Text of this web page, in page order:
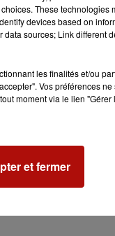
en plus des
These technologies
devices based on
sources; Link different
les finalités et/ou
Vos préférences
moment via le lien
et fermer